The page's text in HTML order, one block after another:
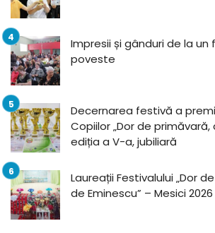
Impresii și gânduri de la un
poveste
Decernarea festivă a
Copiilor „Dor de primăvară,
ediția a V-a, jubiliară
Laureații Festivalului „Dor
de Eminescu” – Mesici 2026